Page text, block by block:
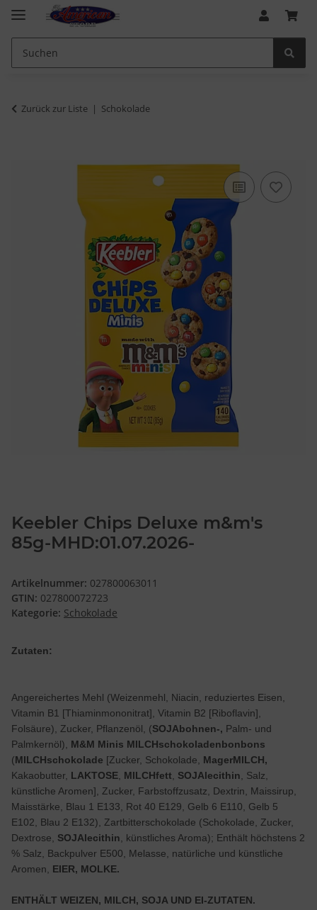
Zurück zur Liste Schokolade
Keebler Chips Deluxe m&m's
85g-MHD:01.07.2026-
Artikelnummer: 027800063011
GTIN: 027800072723
Kategorie: Schokolade
Zutaten:
Angereichertes Mehl (Weizenmehl, Niacin, reduziertes Eisen,
Vitamin B1 [Thiaminmononitrat], Vitamin B2 [Riboflavin],
Folsäure), Zucker, Pflanzenöl, (SOJAbohnen-, Palm- und
Palmkernöl), M&M Minis MILCHschokoladenbonbons
(MILCHschokolade [Zucker, Schokolade, MagerMILCH,
Kakaobutter, LAKTOSE MILCHfett SOJAlecithin , Salz,
künstliche Aromen], Zucker, Farbstoffzusatz, Dextrin, Maissirup,
Maisstärke, Blau 1 E133, Rot 40 E129, Gelb 6 E110, Gelb 5
E102, Blau 2 E132), Zartbitterschokolade (Schokolade, Zucker,
Dextrose, SOJAlecithin , künstliches Aroma); Enthält höchstens 2
% Salz, Backpulver E500, Melasse, natürliche und künstliche
Aromen, EIER, MOLKE.
ENTHÄLT WEIZEN, MILCH, SOJA UND EI-ZUTATEN.